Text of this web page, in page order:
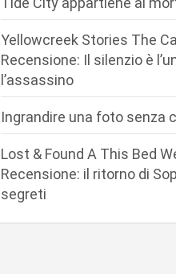
Yellowcreek Stories The
Recensione: Il silenzio è
l’assassino
Ingrandire una foto senza
Lost & Found A This Bed
Recensione: il ritorno di
segreti